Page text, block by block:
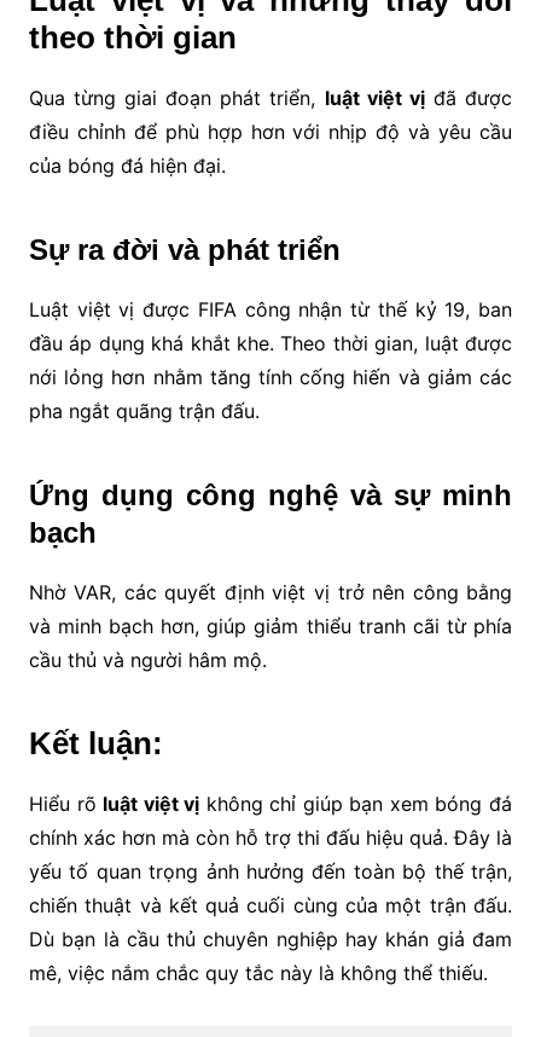
theo thời gian
Qua từng giai đoạn phát triển, luật việt vịđã được
điều chỉnh để phù hợp hơn với nhịp độ và yêu cầu
của bóng đá hiện đại.
Sự ra đời và phát triển
Luật việt vị được FIFA công nhận từ thế kỷ 19, ban
đầu áp dụng khá khắt khe. Theo thời gian, luật được
nới lỏng hơn nhằm tăng tính cống hiến và giảm các
pha ngắt quãng trận đấu.
Ứng dụng công nghệ và sự minh
bạch
Nhờ VAR, các quyết định việt vị trở nên công bằng
và minh bạch hơn, giúp giảm thiểu tranh cãi từ phía
cầu thủ và người hâm mộ.
Kết luận:
Hiểu rõ luật việt vị không chỉ giúp bạn xem bóng đá
chính xác hơn mà còn hỗ trợ thi đấu hiệu quả. Đây là
yếu tố quan trọng ảnh hưởng đến toàn bộ thế trận,
chiến thuật và kết quả cuối cùng của một trận đấu.
Dù bạn là cầu thủ chuyên nghiệp hay khán giả đam
mê, việc nắm chắc quy tắc này là không thể thiếu.